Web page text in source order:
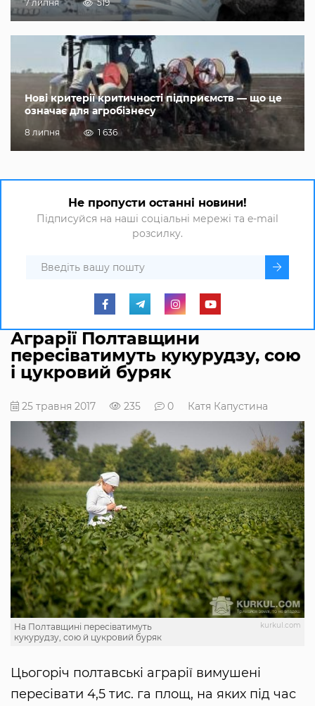
7 липня 519
Нові критерії критичності підприємств — що це
означає для агробізнесу
8 липня 1 636
Не пропусти останні новини!
Підписуйся на наші соціальні мережі та e-mail
розсилку.
Аграрії Полтавщини
пересіватимуть кукурудзу, сою
і цукровий буряк
25 травня 2017 235 0 Катя Капустина
kurkul.com
На Полтавщині пересіватимуть
кукурудзу, сою й цукровий буряк
Цьогоріч полтавські аграрії вимушені
пересівати 4,5 тис. га площ, на яких під час